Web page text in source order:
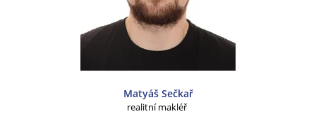
Matyáš Sečkař
realitní makléř